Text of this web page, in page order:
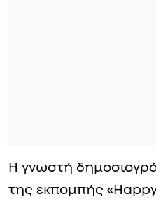
Η γνωστή
της εκπομπής «Happy